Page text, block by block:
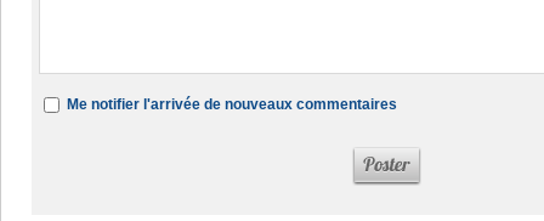
Me notifier l'arrivée de nouveaux commentaires